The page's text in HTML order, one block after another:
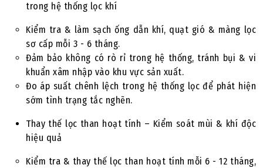
trong hệ thống lọc khí
Kiểm tra & làm sạch ống dẫn khí, quạt gió & màng lọc
sơ cấp mỗi 3 - 6 tháng.
Đảm bảo không có rò rỉ trong hệ thống, tránh bụi & vi
khuẩn xâm nhập vào khu vực sản xuất.
Đo áp suất chênh lệch trong hệ thống lọc để phát hiện
sớm tình trạng tắc nghẽn.
Thay thế lọc than hoạt tính – Kiểm soát mùi & khí độc
hiệu quả
Kiểm tra & thay thế lọc than hoạt tính mỗi 6 - 12 tháng,